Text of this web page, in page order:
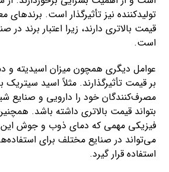
تولیدکننده نیز تأثیرگذار است. برندهای
قیمت بالاتری دارند، زیرا اعتبار برند
است.
عوامل دیگری همچون میزان اسیدیته
بر قیمت تأثیرگذارند. مثلاً اسید سیتریک
مصرف‌کنندگان خود را دارویی و صنایع
بتواند قیمت بالاتری داشته باشد.
فیزیکی مهمی که دمای ذوب و جوش این
می‌تواند در صنایع مختلف برای
استفاده قرار گیرد.